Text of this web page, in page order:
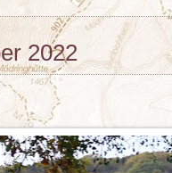
2022